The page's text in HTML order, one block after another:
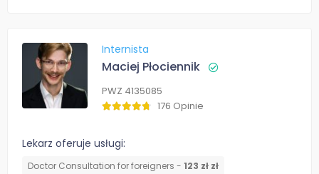
Internista
Maciej Płociennik
PWZ 4135085
176 Opinie
Lekarz oferuje usługi:
Doctor Consultation for foreigners - 123 zł zł